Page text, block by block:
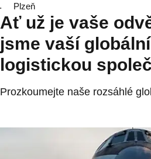
Plzeň
Ať už je vaše
jsme vaší
logistickou
Prozkoumejte naše rozsáhlé